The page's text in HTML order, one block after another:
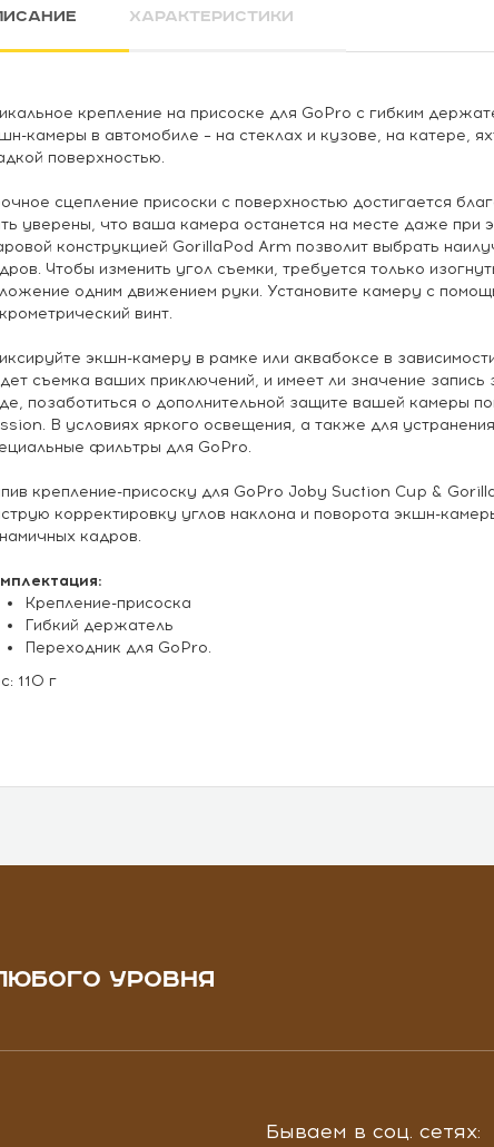
ХАРАКТЕРИСТИКИ
крепление на присоске для GoPro с гибким
камеры в автомобиле – на стеклах и кузове, на катере,
поверхностью.
сцепление присоски с поверхностью достигается
уверены, что ваша камера останется на месте даже при
конструкцией GorillaPod Arm позволит выбрать
Чтобы изменить угол съемки, требуется только
одним движением руки. Установите камеру с
винт.
экшн-камеру в рамке или аквабоксе в
съемка ваших приключений, и имеет ли значение запись
позаботиться о дополнительной защите вашей камеры
В условиях яркого освещения, а также для
фильтры для GoPro.
крепление-присоску для GoPro Joby Suction Cup &
корректировку углов наклона и поворота экшн-
кадров.
Крепление-присоска
Гибкий держатель
Переходник для GoPro.
110 г
УРОВНЯ
Бываем в соц. сетях: